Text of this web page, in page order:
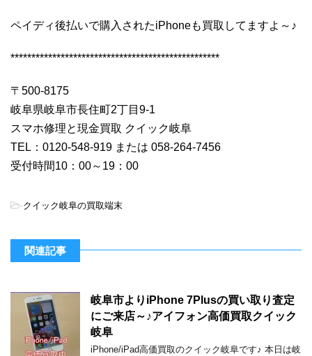
ペイディ後払いで購入されたiPhoneも買取してますよ～♪
**************************************************
〒500-8175
岐阜県岐阜市長住町2丁目9-1
スマホ修理と現金買取 クイック岐阜
TEL：0120-548-919 または 058-264-7456
受付時間10：00～19：00
-クイック岐阜の買取端末
関連記事
岐阜市よりiPhone 7Plusの買い取り査定
にご来店～♪アイフォン高価買取クイック
岐阜
iPhone/iPad高価買取のクイック岐阜です♪ 本日は岐